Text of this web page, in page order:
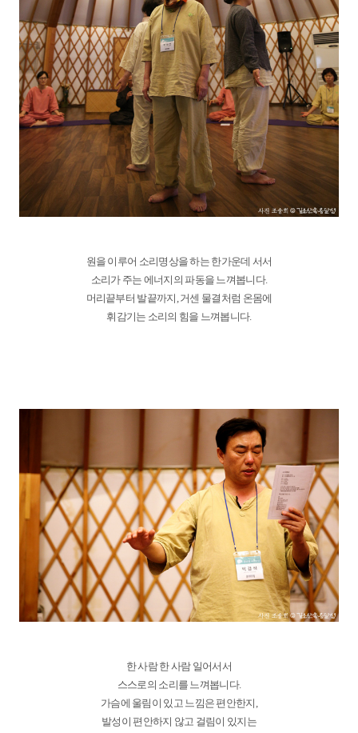
원을 이루어 소리명상을 하는 한가운데 서서
소리가 주는 에너지의 파동을 느껴봅니다.
머리끝부터 발끝까지, 거센 물결처럼 온몸에
휘감기는 소리의 힘을 느껴봅니다.
한 사람 한 사람 일어서서
스스로의 소리를 느껴봅니다.
가슴에 울림이 있고 느낌은 편안한지,
발성이 편안하지 않고 걸림이 있지는